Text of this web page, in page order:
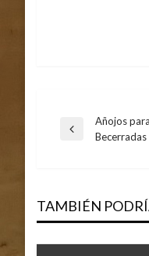
Entrada
Añojos
Becerradas
TAMBIÉN